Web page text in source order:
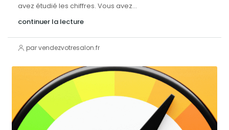
avez étudié les chiffres. Vous avez...
continuer la lecture
par vendezvotresalon.fr